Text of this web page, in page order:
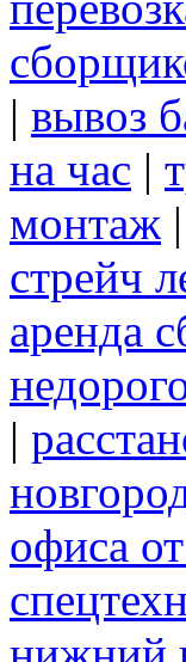
| вывоз
на час |
монтаж |
стрейч
аренда
|
офиса